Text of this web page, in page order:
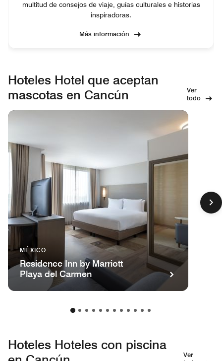
multitud de consejos de viaje, guías culturales e historias
inspiradoras.
Más información
Hoteles Hotel que aceptan
mascotas en Cancún
Ver
todo
MÉXICO
Residence Inn by Marriott
Playa del Carmen
Hoteles Hoteles con piscina
Ver